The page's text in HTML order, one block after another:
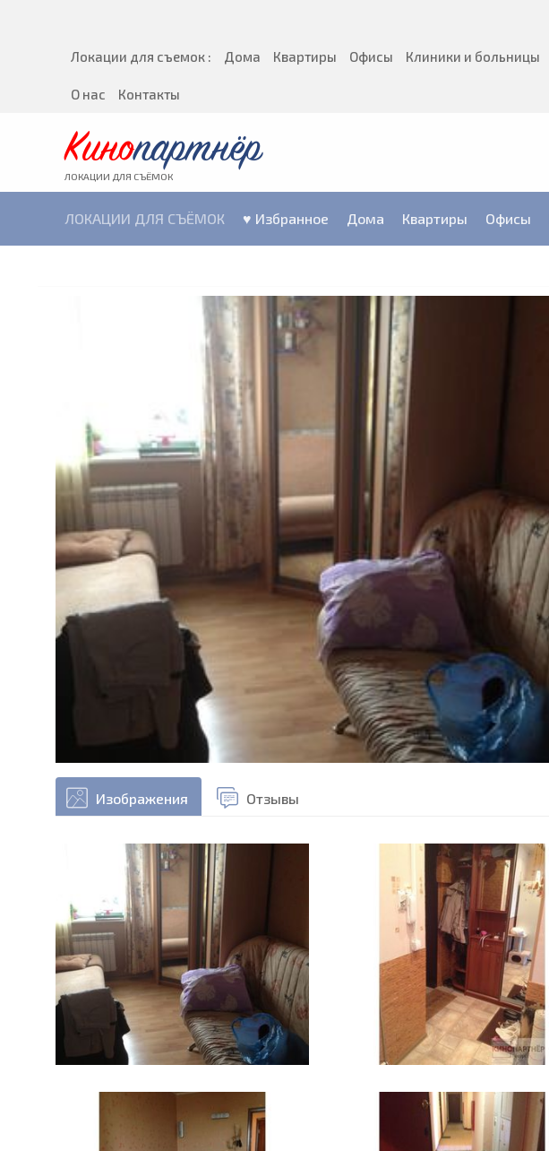
Локации для съемок : Дома Квартиры Офисы Клиники и больницы
О нас Контакты
Кинопартнёр
ЛОКАЦИИ ДЛЯ СЪЁМОК
ЛОКАЦИИ ДЛЯ СЪЁМОК ♥ Избранное Дома Квартиры Офисы
Изображения Отзывы